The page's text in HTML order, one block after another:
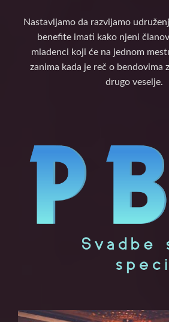
Nastavljamo da razvijamo
benefite imati kako njeni
mladenci koji će na jednom
zanima kada je reč o bendovima
drugo veselje.